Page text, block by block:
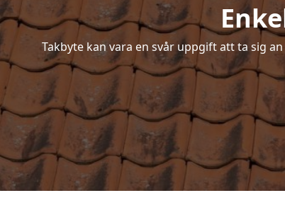
Takbyte kan vara en svår uppgift att ta sig